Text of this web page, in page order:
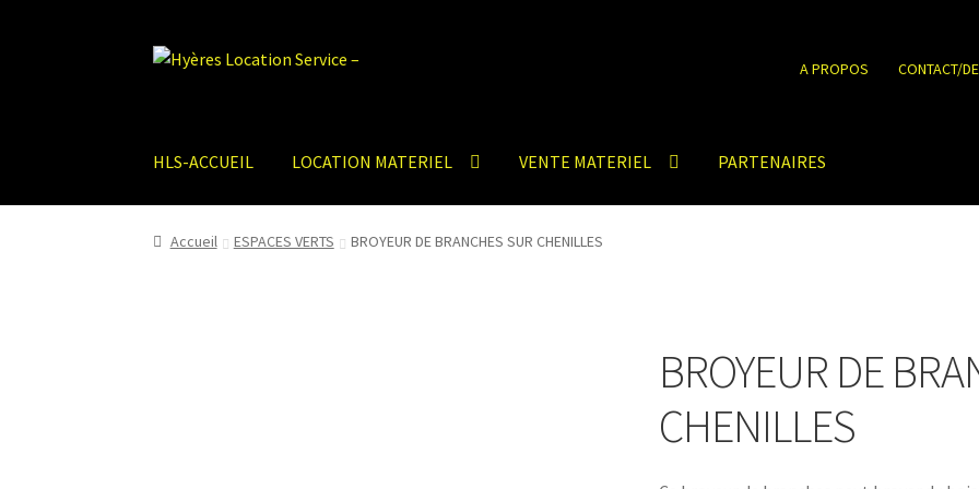
Aller
Aller
A PROPOS CONTACT/
HLS-ACCUEIL LOCATION MATERIEL VENTE MATERIEL PARTENAIRES
Accueil ESPACES VERTS BROYEUR DE BRANCHES SUR CHENILLES
BROYEUR DE
CHENILLES